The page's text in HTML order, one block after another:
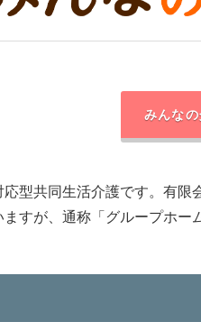
みんな
型共同生活介護です。有限
すが、通称「グループホ